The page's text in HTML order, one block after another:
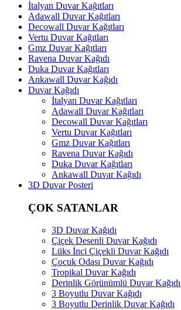
İtalyan Duvar Kağıtları
Adawall Duvar Kağıtları
Decowall Duvar Kağıtları
Vertu Duvar Kağıtları
Gmz Duvar Kağıtları
Ravena Duvar Kağıdı
Duka Duvar Kağıtları
Ankawall Duvar Kağıdı
Duvar Kağıdı
İtalyan Duvar Kağıtları
Adawall Duvar Kağıtları
Decowall Duvar Kağıtları
Vertu Duvar Kağıtları
Gmz Duvar Kağıtları
Ravena Duvar Kağıdı
Duka Duvar Kağıtları
Ankawall Duvar Kağıdı
3D Duvar Posteri
ÇOK SATANLAR
3D Duvar Kağıdı
Çiçek Desenli Duvar Kağıdı
Lüks İnci Çiçekli Duvar Kağıdı
Çocuk Odası Duvar Kağıdı
Tropikal Duvar Kağıdı
Derinlik Görünümlü Duvar Kağıdı
3 Boyutlu Duvar Kağıdı
3 Boyutlu Derinlik Duvar Kağıdı